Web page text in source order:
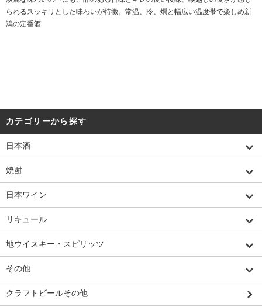
られるスッキリとした味わいが特徴。常温、冷、燗と幅広い温度帯で楽しめ新
潟の定番酒
カテゴリーから探す
日本酒
焼酎
日本ワイン
リキュール
地ウイスキー・スピリッツ
その他
クラフトビールその他